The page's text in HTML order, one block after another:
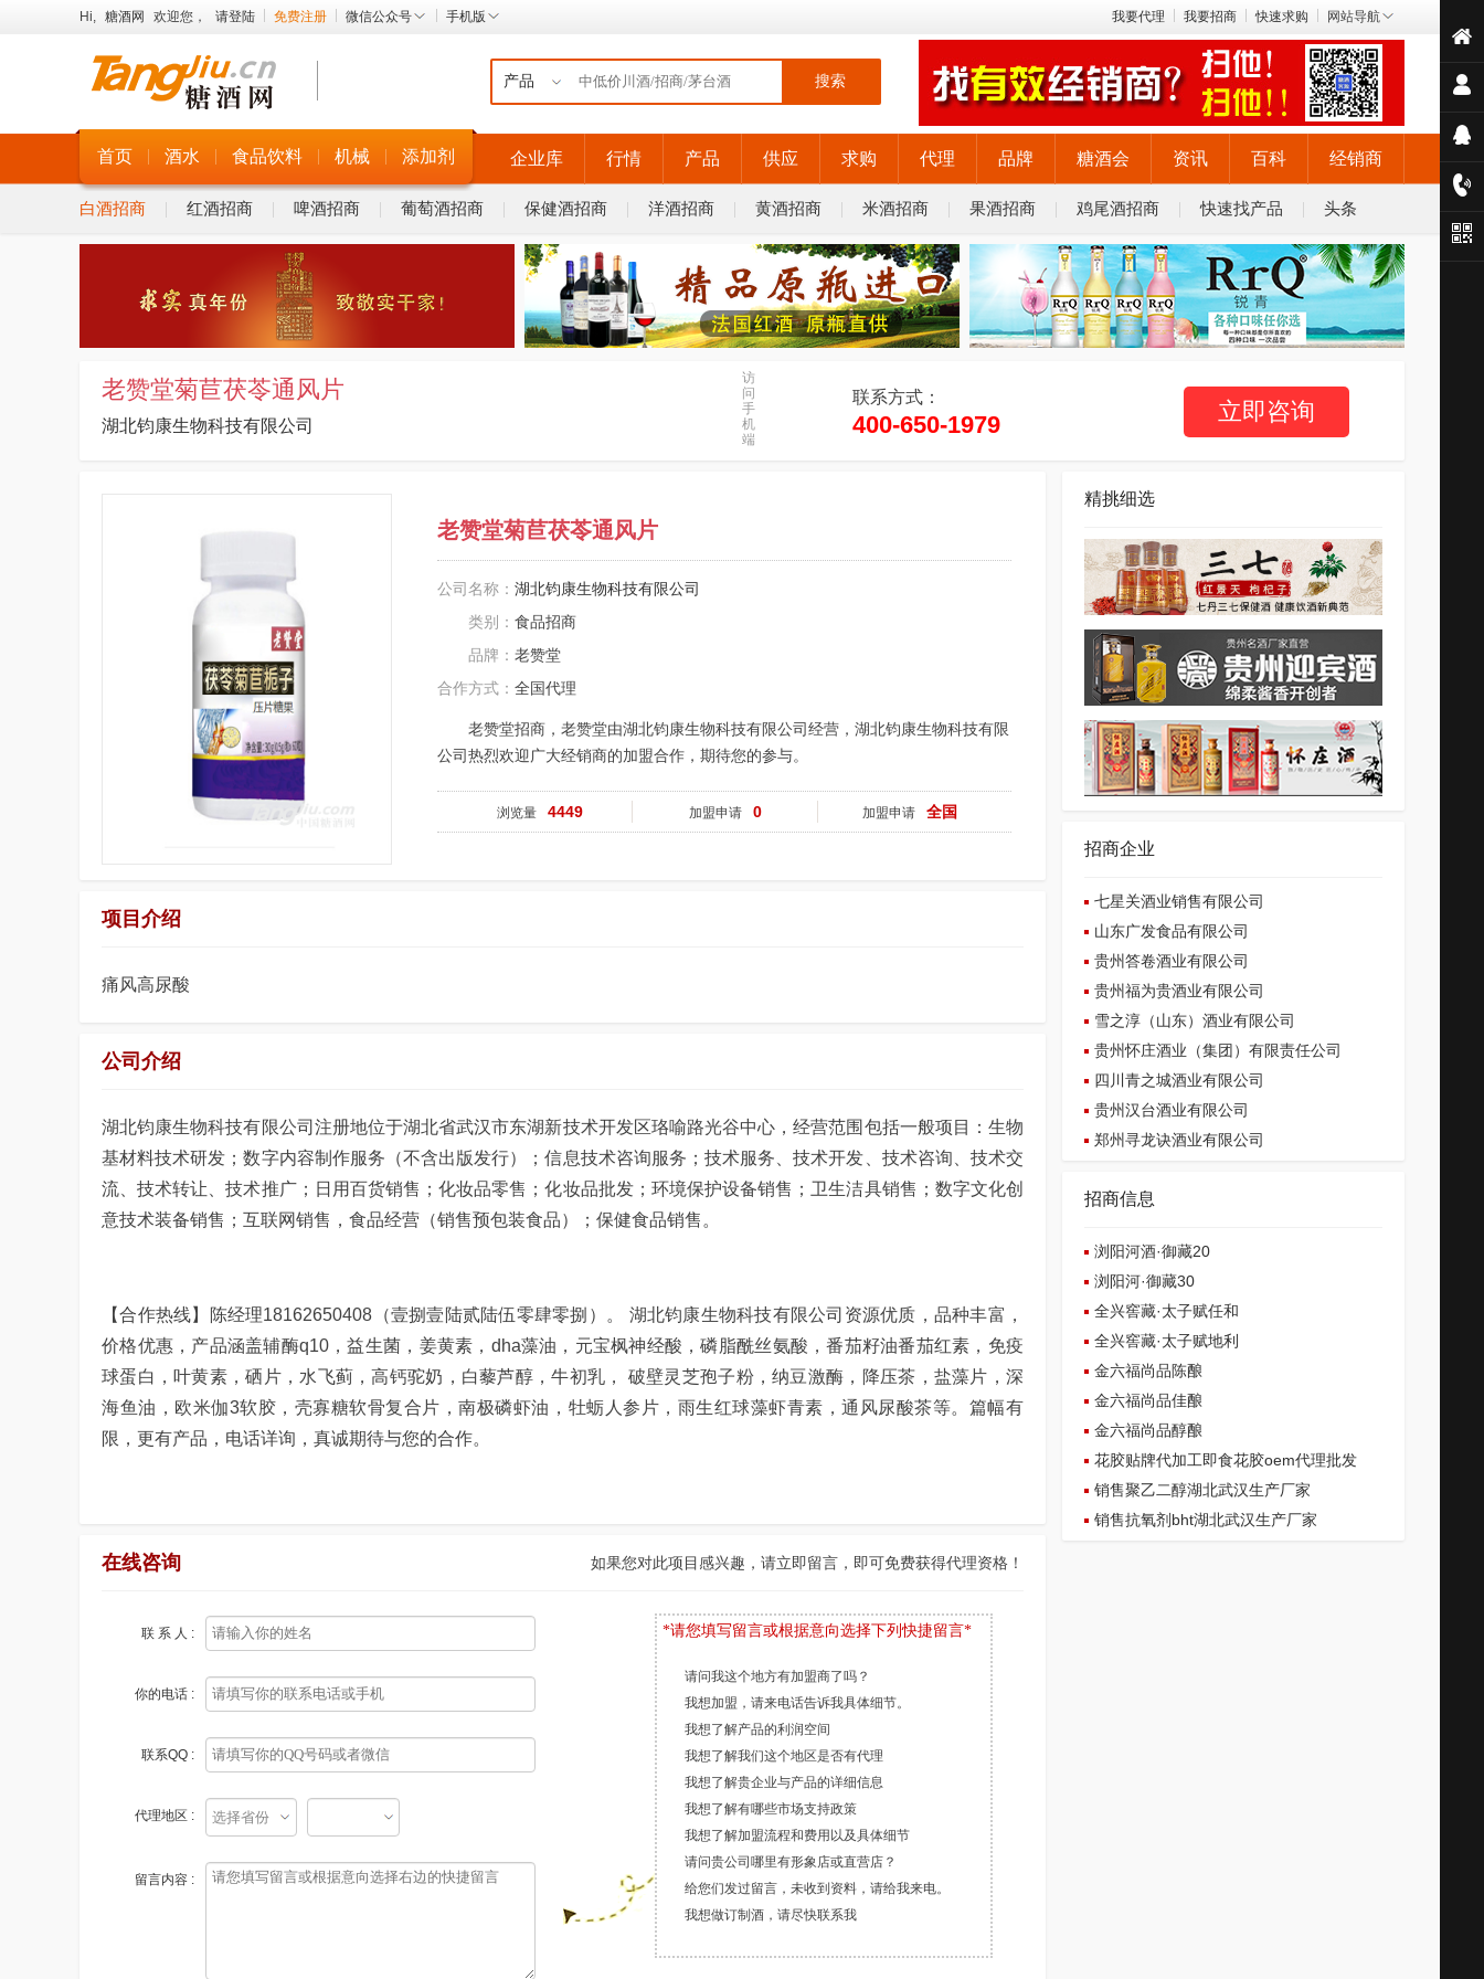
Hi, 糖酒网 欢迎您， 请登陆 免费注册 微信公众号 手机版 我要代理 我要招商 快速求购 网站导航
搜索
首页 酒水 食品饮料 机械 添加剂 企业库 行情 产品 供应 求购 代理 品牌 糖酒会 资讯 百科 经销商
白酒招商 红酒招商 啤酒招商 葡萄酒招商 保健酒招商 洋酒招商 黄酒招商 米酒招商 果酒招商 鸡尾酒招商 快速找产品 头条
老赞堂菊苣茯苓通风片
湖北钧康生物科技有限公司
访
问
手
机
端
联系方式：
400-650-1979 立即咨询
老赞堂菊苣茯苓通风片
公司名称： 湖北钧康生物科技有限公司
类别： 食品招商
品牌： 老赞堂
合作方式： 全国代理
老赞堂招商，老赞堂由湖北钧康生物科技有限公司经营，湖北钧康生物科技有限
公司热烈欢迎广大经销商的加盟合作，期待您的参与。
浏览量 4449 加盟申请 0 加盟申请 全国
项目介绍
痛风高尿酸
公司介绍
湖北钧康生物科技有限公司注册地位于湖北省武汉市东湖新技术开发区珞喻路光谷中心，经营范围包括一般项目：生物
基材料技术研发；数字内容制作服务（不含出版发行）；信息技术咨询服务；技术服务、技术开发、技术咨询、技术交
流、技术转让、技术推广；日用百货销售；化妆品零售；化妆品批发；环境保护设备销售；卫生洁具销售；数字文化创
意技术装备销售；互联网销售，食品经营（销售预包装食品）；保健食品销售。
【合作热线】陈经理18162650408（壹捌壹陆贰陆伍零肆零捌）。 湖北钧康生物科技有限公司资源优质，品种丰富，
价格优惠，产品涵盖辅酶q10，益生菌，姜黄素，dha藻油，元宝枫神经酸，磷脂酰丝氨酸，番茄籽油番茄红素，免疫
球蛋白，叶黄素，硒片，水飞蓟，高钙驼奶，白藜芦醇，牛初乳， 破壁灵芝孢子粉，纳豆激酶，降压茶，盐藻片，深
海鱼油，欧米伽3软胶，壳寡糖软骨复合片，南极磷虾油，牡蛎人参片，雨生红球藻虾青素，通风尿酸茶等。篇幅有
限，更有产品，电话详询，真诚期待与您的合作。
在线咨询 如果您对此项目感兴趣，请立即留言，即可免费获得代理资格！
联 系 人 :
你的电话 :
联系QQ :
代理地区 :
留言内容 :
*请您填写留言或根据意向选择下列快捷留言*
请问我这个地方有加盟商了吗？
我想加盟，请来电话告诉我具体细节。
我想了解产品的利润空间
我想了解我们这个地区是否有代理
我想了解贵企业与产品的详细信息
我想了解有哪些市场支持政策
我想了解加盟流程和费用以及具体细节
请问贵公司哪里有形象店或直营店？
给您们发过留言，未收到资料，请给我来电。
我想做订制酒，请尽快联系我
精挑细选
招商企业
七星关酒业销售有限公司
山东广发食品有限公司
贵州答卷酒业有限公司
贵州福为贵酒业有限公司
雪之淳（山东）酒业有限公司
贵州怀庄酒业（集团）有限责任公司
四川青之城酒业有限公司
贵州汉台酒业有限公司
郑州寻龙诀酒业有限公司
招商信息
浏阳河酒·御藏20
浏阳河·御藏30
全兴窖藏·太子赋任和
全兴窖藏·太子赋地利
金六福尚品陈酿
金六福尚品佳酿
金六福尚品醇酿
花胶贴牌代加工即食花胶oem代理批发
销售聚乙二醇湖北武汉生产厂家
销售抗氧剂bht湖北武汉生产厂家